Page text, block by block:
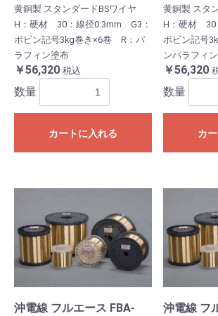
黄銅製 スタンダードBSワイヤ
H：硬材 30：線径0.3mm G3：
ボビン記号3kg巻き×6巻 R：パ
ラフィン塗布
￥56,320 税込
数量
カートに入れる
黄銅製 スタ
H：硬材 30
ボビン記号
ンパラフィン
￥56,320
数量
カ
沖電線 フルエース FBA-
沖電線 フ